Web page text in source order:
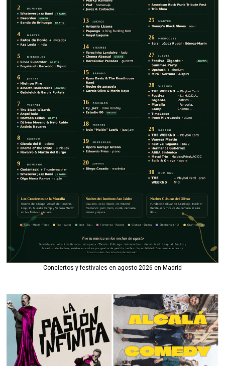
Conciertos y festivales en agosto 2026 en Madrid